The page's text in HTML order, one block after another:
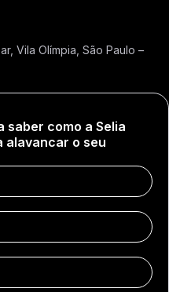
Vila Olímpia, São Paulo –
saber como a Selia
alavancar o seu